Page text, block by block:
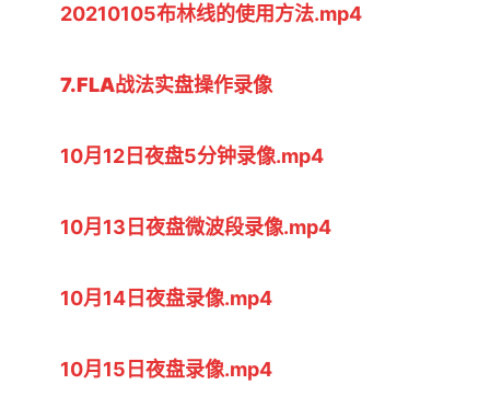
20210105布林线的使用方法.mp4
7.FLA战法实盘操作录像
10月12日夜盘5分钟录像.mp4
10月13日夜盘微波段录像.mp4
10月14日夜盘录像.mp4
10月15日夜盘录像.mp4